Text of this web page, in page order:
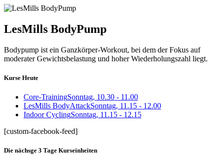
LesMills BodyPump
Bodypump ist ein Ganzkörper-Workout, bei dem der Fokus auf
moderater Gewichtsbelastung und hoher Wiederholungszahl liegt.
Kurse Heute
Core-TrainingSonntag, 10.30 - 11.00
LesMills BodyAttackSonntag, 11.15 - 12.00
Indoor CyclingSonntag, 11.15 - 12.15
[custom-facebook-feed]
Die nächsge 3 Tage Kurseinheiten